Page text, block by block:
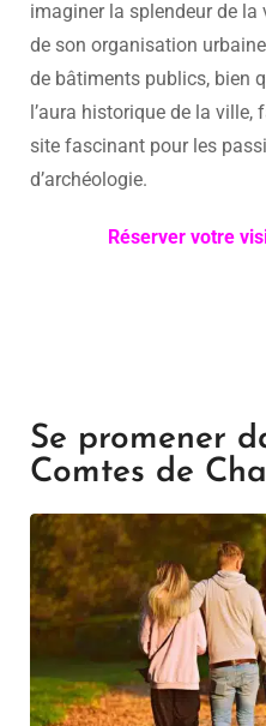
imaginer la splendeur de
de son organisation
de bâtiments publics, bien
l’aura historique de la ville,
site fascinant pour les
d’archéologie.
Réserver votre
Se promener
Comtes de